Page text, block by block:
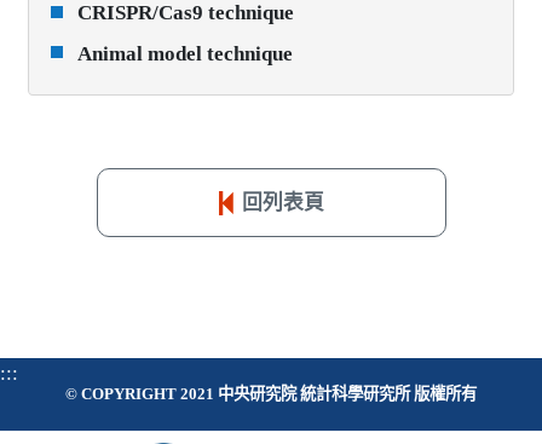
CRISPR/Cas9 technique
Animal model technique
回列表頁
:::
© COPYRIGHT 2021 中央研究院 統計科學研究所 版權所有